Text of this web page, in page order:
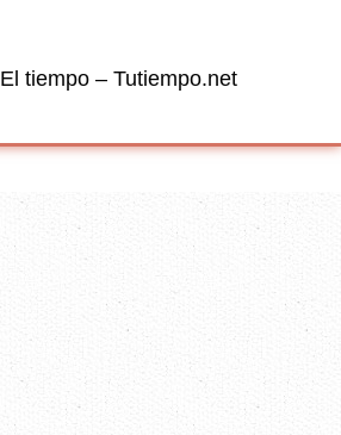
El tiempo – Tutiempo.net